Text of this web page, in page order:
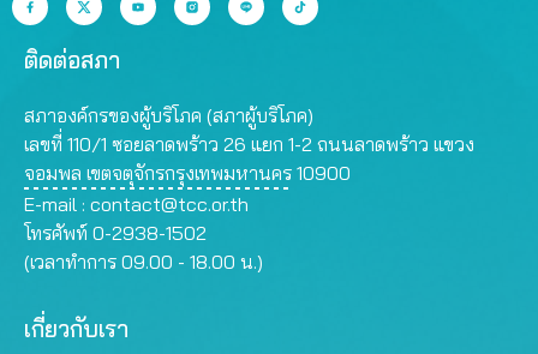
ติดต่อสภา
สภาองค์กรของผู้บริโภค (สภาผู้บริโภค)
เลขที่ 110/1 ซอยลาดพร้าว 26 แยก 1-2 ถนนลาดพร้าว แขวง
จอมพล เขตจตุจักรกรุงเทพมหานคร 10900
E-mail : contact@tcc.or.th
โทรศัพท์ 0-2938-1502
(เวลาทำการ 09.00 - 18.00 น.)
เกี่ยวกับเรา